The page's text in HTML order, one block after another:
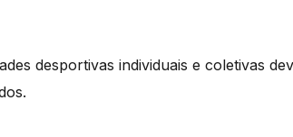
desportivas individuais e coletivas